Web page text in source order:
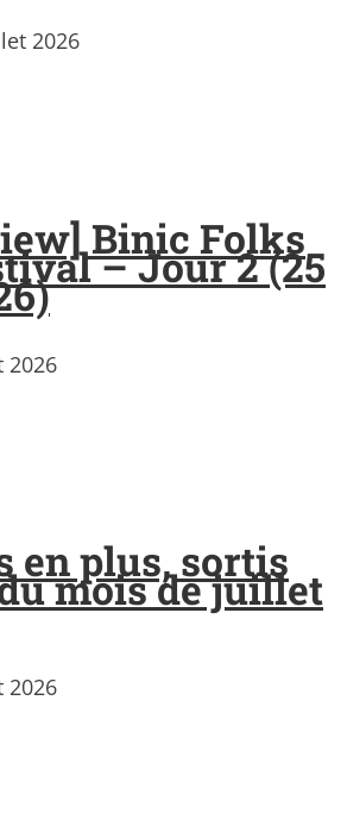
2026
Binic Folks
– Jour 2 (25
2026
en plus, sortis
mois de juillet
2026